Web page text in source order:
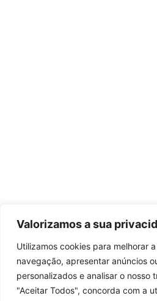
Valorizamos a sua
Utilizamos cookies para melhorar
navegação, apresentar anúncios
personalizados e analisar o nosso
"Aceitar Todos", concorda com a